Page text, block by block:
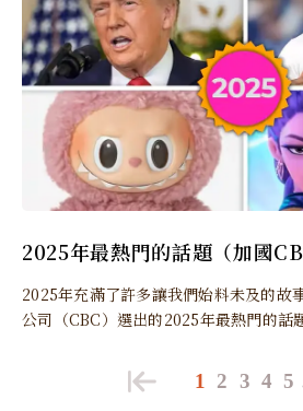
2025年最熱門的話題（加國
2025年充滿了許多讓我們始料未及的故
公司（CBC）選出的2025年最熱門的話
1 2 3 4 5